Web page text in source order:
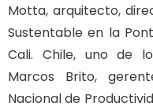
Motta, arquitecto,
Sustentable en la
Cali. Chile, uno de
Marcos Brito,
Nacional de